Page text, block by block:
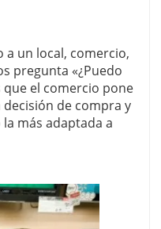
un local, comercio,
pregunta «¿Puedo
que el comercio pone
de compra y
más adaptada a